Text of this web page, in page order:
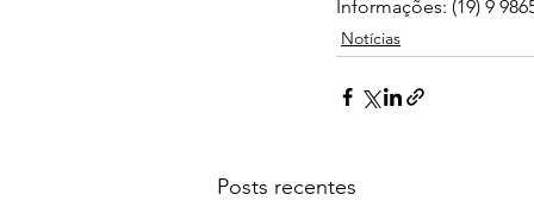
Informações: (19) 9
Notícias
Posts recentes